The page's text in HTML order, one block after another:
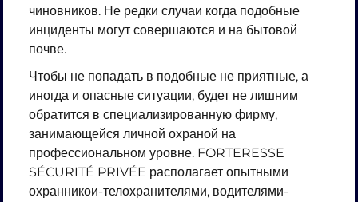
чиновников. Не редки случаи когда подобные
инциденты могут совершаются и на бытовой
почве.
Чтобы не попадать в подобные не приятные, а
иногда и опасные ситуации, будет не лишним
обратится в специализированную фирму,
занимающейся личной охраной на
профессиональном уровне. FORTERESSE
SÉCURITÉ PRIVÉE располагает опытными
охранникои-телохранителями, водителями-